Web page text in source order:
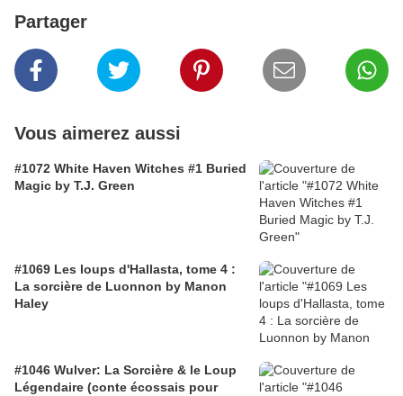
Partager
Vous aimerez aussi
#1072 White Haven Witches #1 Buried
Magic by T.J. Green
#1069 Les loups d'Hallasta, tome 4 :
La sorcière de Luonnon by Manon
Haley
#1046 Wulver: La Sorcière & le Loup
Légendaire (conte écossais pour